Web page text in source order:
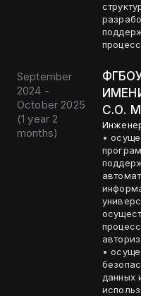
September
2024 -
October 2025
(1 year 2
months)
С.О.
•
•
данных